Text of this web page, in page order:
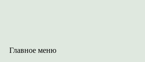
Главное меню